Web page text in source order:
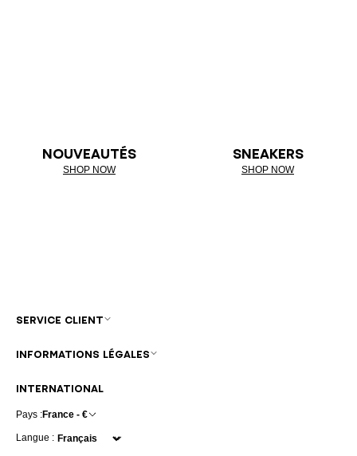
NOUVEAUTÉS
SHOP NOW
SNEAKERS
SHOP NOW
INTERNATIONAL
Pays :France - €
Langue :
SERVICE CLIENT
INFORMATIONS LÉGALES